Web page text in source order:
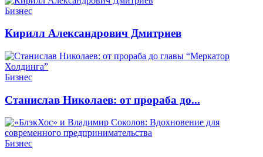
Бизнес
Кирилл Александрович Дмитриев
Бизнес
Станислав Николаев: от прораба до...
Бизнес